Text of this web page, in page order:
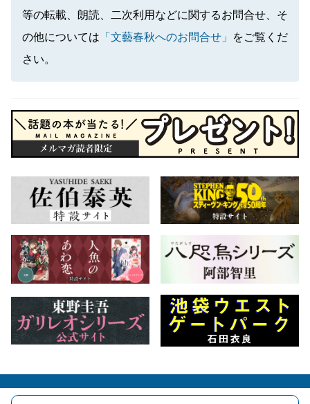
等の転載、朗読、二次利用などに関するお問合せ、そ
の他については 「文藝春秋へのお問合せ」
をご覧くだ
さい。
会社概要 自費出版のご案内 お問合せ